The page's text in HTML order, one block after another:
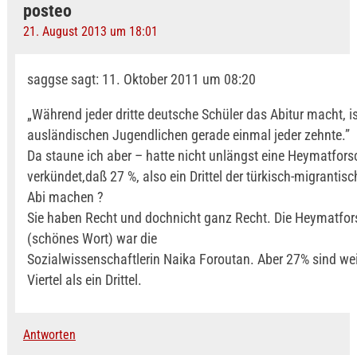
posteo
21. August 2013 um 18:01
saggse sagt: 11. Oktober 2011 um 08:20
„Während jeder dritte deutsche Schüler das Abitur macht,
ausländischen Jugendlichen gerade einmal jeder zehnte.”
Da staune ich aber – hatte nicht unlängst eine
verkündet,daß 27 %, also ein Drittel der türkisch-
Abi machen ?
Sie haben Recht und dochnicht ganz Recht. Die
(schönes Wort) war die
Sozialwissenschaftlerin Naika Foroutan. Aber 27% sind
Viertel als ein Drittel.
Antworten